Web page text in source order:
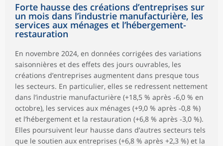
Forte hausse des créations d’entreprises sur
un mois dans l’industrie manufacturière, les
services aux ménages et l’hébergement-
restauration
En novembre 2024, en données corrigées des variations
saisonnières et des effets des jours ouvrables, les
créations d’entreprises augmentent dans presque tous
les secteurs. En particulier, elles se redressent nettement
dans l’industrie manufacturière (+18,5 % après ‑6,0 % en
octobre), les services aux ménages (+9,0 % après ‑0,8 %)
et l’hébergement et la restauration (+6,8 % après ‑3,0 %).
Elles poursuivent leur hausse dans d’autres secteurs tels
que le soutien aux entreprises (+6,8 % après +2,3 %) et la